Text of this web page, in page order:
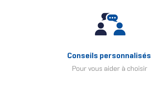
Conseils personnalisés
Pour vous aider à choisir